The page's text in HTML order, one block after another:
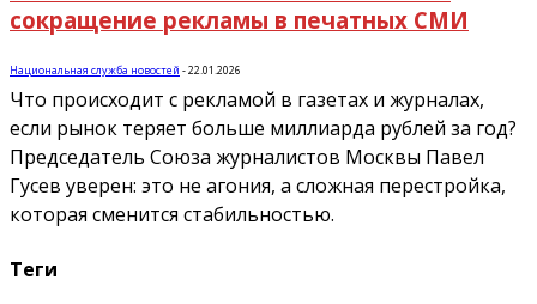
сокращение рекламы в печатных СМИ
Национальная служба новостей -22.01.2026
Что происходит с рекламой в газетах и журналах,
если рынок теряет больше миллиарда рублей за год?
Председатель Союза журналистов Москвы Павел
Гусев уверен: это не агония, а сложная перестройка,
которая сменится стабильностью.
Теги